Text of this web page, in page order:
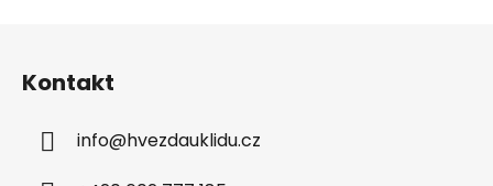
Kontakt
info@hvezdauklidu.cz